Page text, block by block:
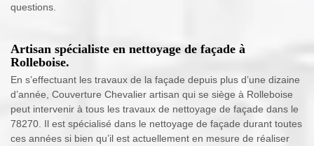
questions.
Artisan spécialiste en nettoyage de façade à
Rolleboise.
En s’effectuant les travaux de la façade depuis plus d’une dizaine
d’année, Couverture Chevalier artisan qui se siège à Rolleboise
peut intervenir à tous les travaux de nettoyage de façade dans le
78270. Il est spécialisé dans le nettoyage de façade durant toutes
ces années si bien qu’il est actuellement en mesure de réaliser